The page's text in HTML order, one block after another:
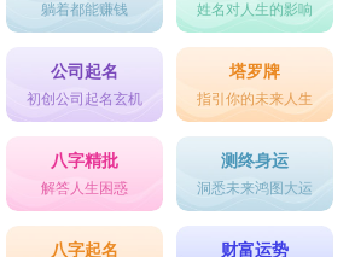
躺着都能赚钱 姓名对人生的影响
公司起名
初创公司起名玄机
塔罗牌
指引你的未来人生
八字精批
解答人生困惑
测终身运
洞悉未来鸿图大运
八字起名 财富运势